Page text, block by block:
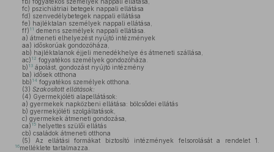
fc) pszichiátriai betegek nappali ellátása
fd) szenvedélybetegek nappali ellátása
fe) hajléktalan személyek nappali ellátása,
ff) 11 demens személyek nappali ellátása.
a) átmeneti elhelyezést nyújtó intézmények
aa) időskorúak gondozóháza,
ab) hajléktalanok éjjeli menedékhelye és átmeneti szállása,
ac) 12 fogyatékos személyek gondozóháza.
b) 13 ápolást, gondozást nyújtó intézmény
ba) idősek otthona
bb) 14 fogyatékos személyek otthona.
(3) Szakosított ellátások:
(4) Gyermekjóléti alapellátások:
a) gyermekek napközbeni ellátása: bölcsődei ellátás
b) gyermekjóléti szolgáltatások,
c) gyermekek átmeneti gondozása,
ca) 15 helyettes szülői ellátás
cb) családok átmeneti otthona
(5) Az ellátási formákat biztosító intézmények felsorolását a rendelet 1.
16melléklete tartalmazza.